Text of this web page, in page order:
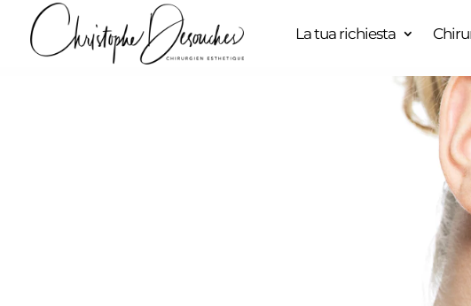
La tua richiesta